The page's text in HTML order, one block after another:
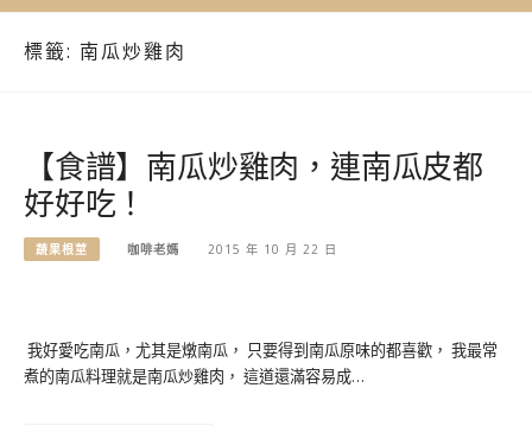
標籤: 南瓜炒雞肉
【食譜】南瓜炒雞肉，連南瓜皮都
好好吃！
蔬果根莖 咖啡老媽 2015 年 10 月 22 日
我好愛吃南瓜，尤其是燉南瓜， 只要得到南瓜原味的都喜歡， 我最常
煮的南瓜料理就是南瓜炒雞肉， 這道還滿容易成…